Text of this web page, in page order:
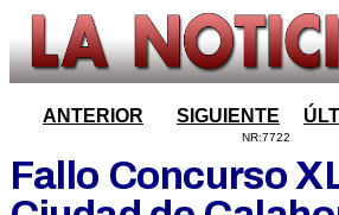
ANTERIOR SIGUIENTE
NR:7722
Fallo Concurso